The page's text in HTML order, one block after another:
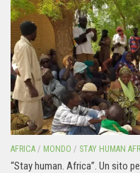
AFRICA / MONDO / STAY HUMAN
“Stay human. Africa”. Un sito